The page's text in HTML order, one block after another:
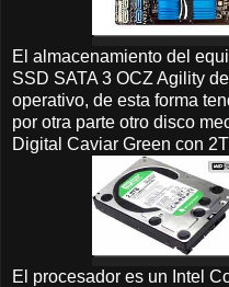
El almacenamiento del
SSD SATA 3 OCZ Agility
operativo, de esta forma
por otra parte otro disco
Digital Caviar Green con
El procesador es un Intel